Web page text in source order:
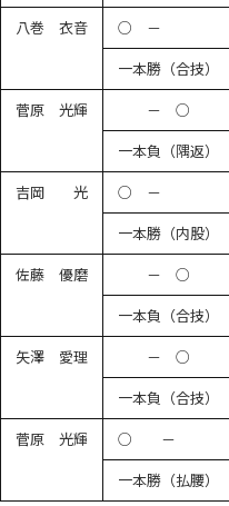
八巻 衣音 ○ －
一本勝（合技）
菅原 光輝 － ○
一本負（隅返）
吉岡 光 ○ －
一本勝（内股）
佐藤 優磨 － ○
一本負（合技）
矢澤 愛理 － ○
一本負（合技）
菅原 光輝 ○ －
一本勝（払腰）